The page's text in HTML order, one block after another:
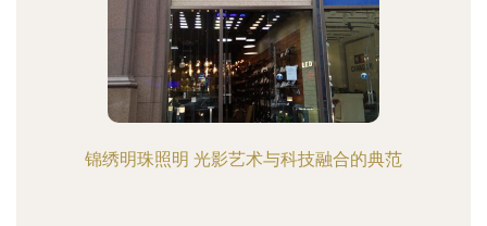
锦绣明珠照明 光影艺术与科技融合的典范